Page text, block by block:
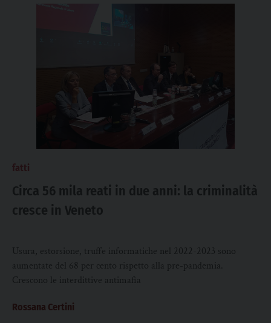
fatti
Circa 56 mila reati in due anni: la criminalità
cresce in Veneto
Usura, estorsione, truffe informatiche nel 2022-2023 sono
aumentate del 68 per cento rispetto alla pre-pandemia.
Crescono le interdittive antimafia
Rossana Certini